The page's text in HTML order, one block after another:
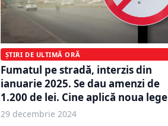
ȘTIRI DE ULTIMĂ ORĂ
Fumatul pe stradă, interzis din
ianuarie 2025. Se dau amenzi de
1.200 de lei. Cine aplică noua lege
29 decembrie 2024